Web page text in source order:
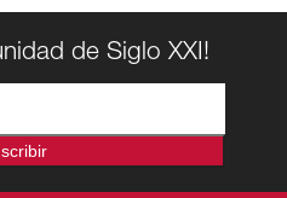
de Siglo XXI!